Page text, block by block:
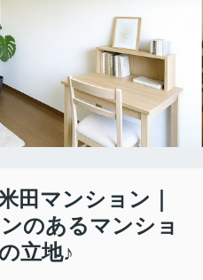
田マンション｜
のあるマンショ
立地♪